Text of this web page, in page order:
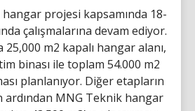
projesi kapsamında 18-
çalışmalarına devam ediyor.
25,000 m2 kapalı hangar alanı,
binası ile toplam 54.000 m2
planlanıyor. Diğer etapların
ardından MNG Teknik hangar